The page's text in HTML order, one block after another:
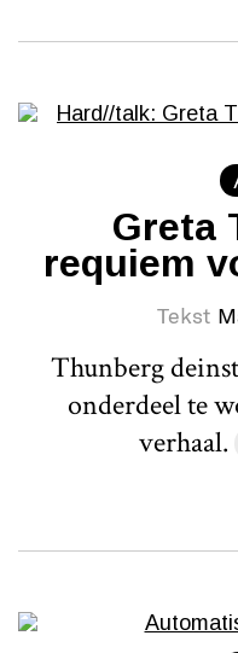
Greta
requiem
Tekst
Thunberg
onderdeel te
verhaal.